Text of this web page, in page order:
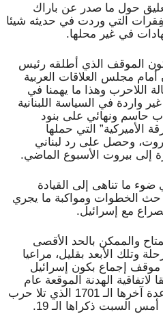
حول ما صدر عن باراك
التي وردت في حديثه شيئا
في غير محلها.
يكون الموقف الذي أطلقه رئيس
مجلس العلاقات العربية
اللاحرب وهذا ما يهمنا في
واردة في السياسة اللبنانية
حاسم ونهائي على بنود
الأميركية” التي حملها
وحصل على رد لبناني
إلى بيروت الأسبوع الماضي.
ما تناهى إلى القيادة
حث الخطوات ومواكبة ما يجري
مع إسرائيل.
والممكن بالحد الأقصى
وتلك الأبعد بقليل، مراعيا
من موقف إجماع بكون إسرائيل
لاتفاقية الهدنة الموقعة عام
1949، ولاحقا بقرارات دولية عدة آخرها الـ 1701 الذي تلا حرب